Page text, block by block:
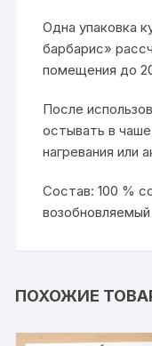
Одна упаковка
барбарис»
помещения до
После
остывать в
нагревания или
Состав: 100 %
ПОХОЖИЕ